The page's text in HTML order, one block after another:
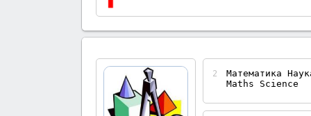
2
Математика
Maths Science